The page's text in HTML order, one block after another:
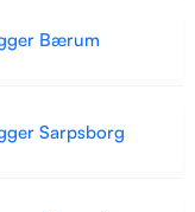
Bærum
Sarpsborg